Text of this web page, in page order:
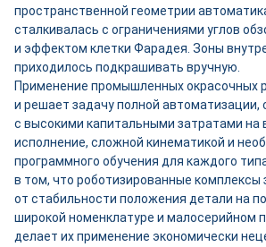
пространственной геометрии
сталкивалась с ограничениями углов
и эффектом клетки Фарадея. Зоны
приходилось подкрашивать вручную.
Применение промышленных окрасочных
и решает задачу полной автоматизации,
с высокими капитальными затратами
исполнение, сложной кинематикой и
программного обучения для каждого
в том, что роботизированные комплексы
от стабильности положения детали на
широкой номенклатуре и малосерийном
делает их применение экономически